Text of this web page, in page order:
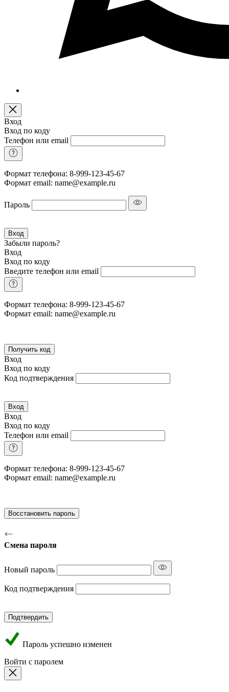
Вход
Вход по коду
Телефон или email
Формат телефона: 8-999-123-45-67
Формат email: name@example.ru
Пароль
Вход
Забыли пароль?
Вход
Вход по коду
Введите телефон или email
Формат телефона: 8-999-123-45-67
Формат email: name@example.ru
Получить код
Вход
Вход по коду
Код подтверждения
Вход
Вход
Вход по коду
Телефон или email
Формат телефона: 8-999-123-45-67
Формат email: name@example.ru
Восстановить пароль
Смена пароля
Новый пароль
Код подтверждения
Подтвердить
Пароль успешно изменен
Войти с паролем